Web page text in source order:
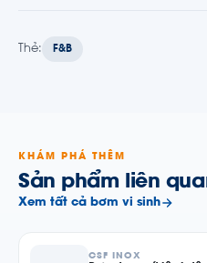
Thẻ: F&B
KHÁM PHÁ THÊM
Sản phẩm liên
Xem tất cả bơm vi sinh
CSF INOX